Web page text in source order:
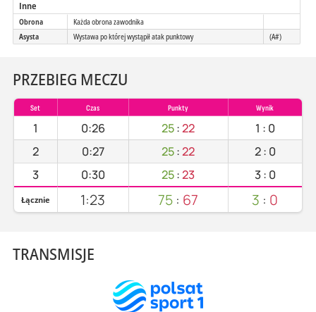
Inne
Obrona
Każda obrona zawodnika
Asysta
Wystawa po której wystąpił atak punktowy (A#)
PRZEBIEG MECZU
Set Czas Punkty Wynik
1 0:26 25:22 1 : 0
2
0:27 25:22 2: 0
3
0:30 25:23 3: 0
Łącznie 1:23 75 : 67 3 : 0
TRANSMISJE